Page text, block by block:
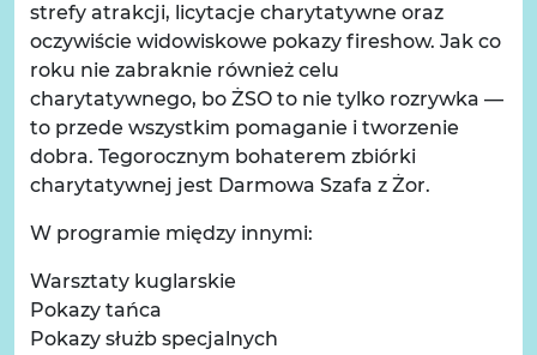
strefy atrakcji, licytacje charytatywne oraz
oczywiście widowiskowe pokazy fireshow. Jak co
roku nie zabraknie również celu
charytatywnego, bo ŻSO to nie tylko rozrywka —
to przede wszystkim pomaganie i tworzenie
dobra. Tegorocznym bohaterem zbiórki
charytatywnej jest Darmowa Szafa z Żor.
W programie między innymi:
Warsztaty kuglarskie
Pokazy tańca
Pokazy służb specjalnych